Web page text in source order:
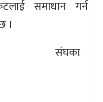
समाधान गर्न
।
संघका